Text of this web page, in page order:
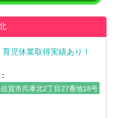
児休業取得実績あり！
賀市兵庫北2丁目27番地18号